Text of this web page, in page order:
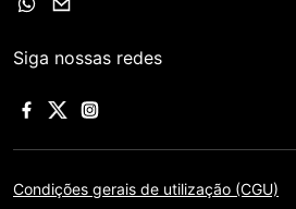
Siga nossas redes
Condições gerais de utilização (CGU)